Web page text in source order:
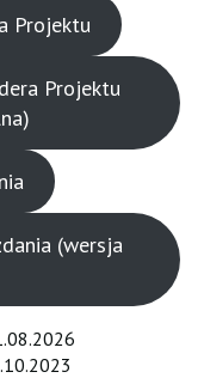
Projektu
Projektu
(wersja